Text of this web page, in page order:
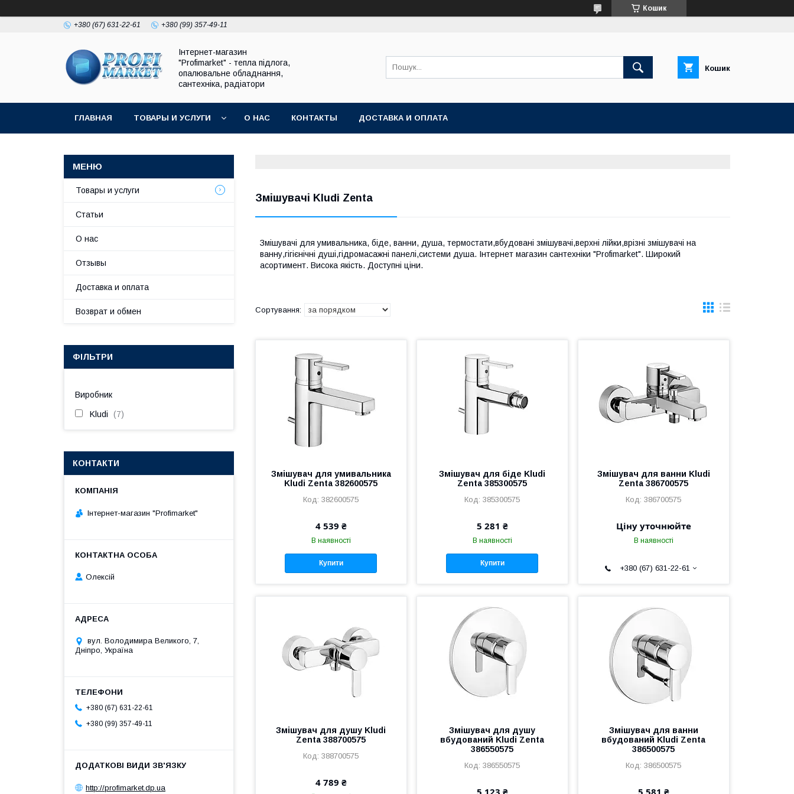
Кошик
+380 (67) 631-22-61 +380 (99) 357-49-11
Інтернет-магазин
"Profimarket" - тепла підлога,
опалювальне обладнання,
сантехніка, радіатори
Кошик
ГЛАВНАЯ ТОВАРЫ И УСЛУГИ О НАС КОНТАКТЫ ДОСТАВКА И ОПЛАТА
Змішувачі Kludi Zenta
Змішувачі для умивальника, біде, ванни, душа, термостати,вбудовані змішувачі,верхні лійки,врізні змішувачі на
ванну,гігієнічні душі,гідромасажні панелі,системи душа. Інтернет магазин сантехніки "Profimarket". Широкий
асортимент. Висока якість. Доступні ціни.
Змішувач для умивальника
Kludi Zenta 382600575
382600575
4 539 ₴
В наявності
Купити
Змішувач для біде Kludi
Zenta 385300575
385300575
5 281 ₴
В наявності
Купити
Змішувач для ванни Kludi
Zenta 386700575
386700575
Ціну уточнюйте
В наявності
+380 (67) 631-22-61
Змішувач для душу Kludi
Zenta 388700575
388700575
4 789 ₴
Змішувач для душу
вбудований Kludi Zenta
386550575
386550575
5 123 ₴
Змішувач для ванни
вбудований Kludi Zenta
386500575
386500575
5 581 ₴
Товары и услуги
Статьи
О нас
Отзывы
Доставка и оплата
Возврат и обмен
ФІЛЬТРИ
Виробник
Kludi 7
КОНТАКТИ
Інтернет-магазин "Profimarket"
Олексій
вул. Володимира Великого, 7,
Дніпро, Україна
+380 (67) 631-22-61
+380 (99) 357-49-11
http://profimarket.dp.ua